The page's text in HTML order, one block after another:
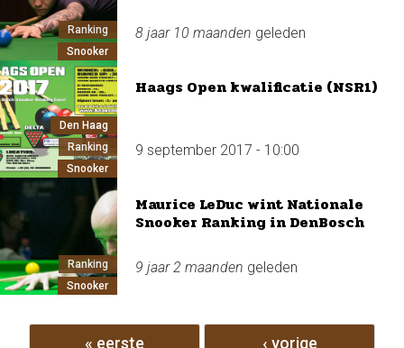
Ranking
Snooker
8 jaar 10 maanden geleden
Den Haag
Ranking
Snooker
Haags Open kwalificatie (NSR1)
9 september 2017 - 10:00
Ranking
Snooker
Maurice LeDuc wint Nationale
Snooker Ranking in DenBosch
9 jaar 2 maanden geleden
Pagina's
« eerste ‹ vorige